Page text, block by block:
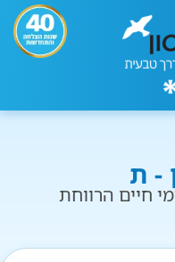
- ת
חיים הרווחת